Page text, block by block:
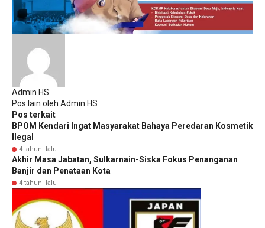
Admin HS
Pos lain oleh Admin HS
Pos terkait
BPOM Kendari Ingat Masyarakat Bahaya Peredaran Kosmetik
Ilegal
4 tahun lalu
Akhir Masa Jabatan, Sulkarnain-Siska Fokus Penanganan
Banjir dan Penataan Kota
4 tahun lalu